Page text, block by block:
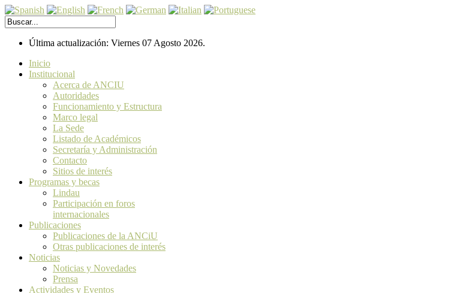
Última actualización: Viernes 07 Agosto 2026.
Inicio
Institucional
Acerca de ANCIU
Autoridades
Funcionamiento y Estructura
Marco legal
La Sede
Listado de Académicos
Secretaría y Administración
Contacto
Sitios de interés
Programas y becas
Lindau
Participación en foros
internacionales
Publicaciones
Publicaciones de la ANCiU
Otras publicaciones de interés
Noticias
Noticias y Novedades
Prensa
Actividades y Eventos